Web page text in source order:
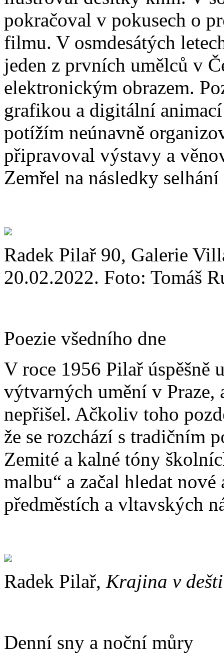
pokračoval v pokusech o
filmu. V osmdesátých
jeden z prvních umělců v
elektronickým obrazem.
grafikou a digitální
potížím neúnavně
připravoval výstavy a
Zemřel na následky
Radek Pilař 90, Galerie
20.02.2022. Foto: Tomáš
Poezie všedního dne
V roce 1956 Pilař úspěšně
výtvarných umění v
nepřišel. Ačkoliv toho
že se rozchází s tradičním
Zemité a kalné tóny
malbu“ a začal hledat
předměstích a vltavských
Radek Pilař, Krajina v
Denní sny a noční můry